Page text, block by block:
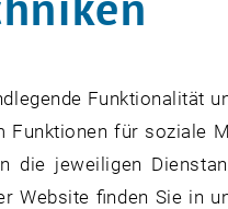
Nemecek
Funktionalität
Funktionen für soziale
die jeweiligen
Website finden Sie in